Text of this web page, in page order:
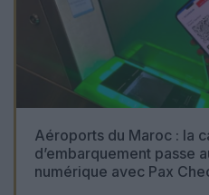
Aéroports du Maroc : la
d’embarquement passe
numérique avec Pax